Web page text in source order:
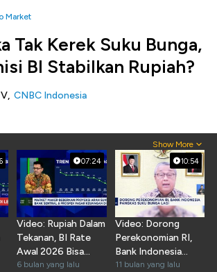
Market
Tak Kerek Suku Bunga,
BI Stabilkan Rupiah?
CNBC Indonesia
Show More
07:24
Video: Rupiah Dalam
Tekanan, BI Rate
Awal 2026 Bisa
Dipangkas Lagi?
6 bulan yang lalu
10:54
Video: Dorong
Perekonomian RI,
Bank Indonesia
Pangkas Suku
11 bulan yang lalu